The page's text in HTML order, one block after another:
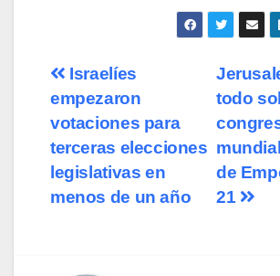
Navegación
de
entradas
todo
de
21
Israelíes
empezaron
votaciones para
terceras elecciones
legislativas en
menos de un año